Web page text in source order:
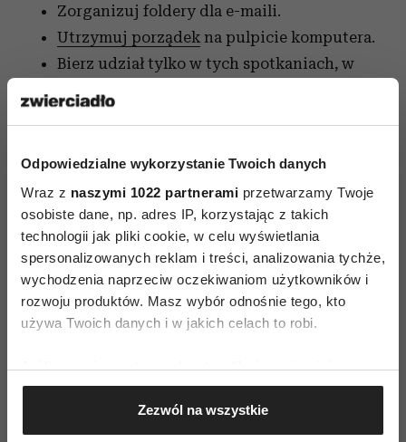
Odpowiedzialne wykorzystanie Twoich danych
Wraz z naszymi 1022 partnerami przetwarzamy Twoje
osobiste dane, np. adres IP, korzystając z takich
technologii jak pliki cookie, w celu wyświetlania
spersonalizowanych reklam i treści, analizowania tychże,
wychodzenia naprzeciw oczekiwaniom użytkowników i
rozwoju produktów. Masz wybór odnośnie tego, kto
używa Twoich danych i w jakich celach to robi.
Jeśli wyrazisz na to zgodę, chcielibyśmy również:
Gromadzić dane dotyczące Twojej lokalizacji
geograficznej z dokładnością nawet do kilku metrów
Identyfikować Twoje urządzenie, aktywnie
Zezwól na wszystkie
Zorganizuj foldery dla e-maili.
Utrzymuj porządek na pulpicie komputera.
Bierz udział tylko w tych spotkaniach, w
Wykorzystuj podróż do pracy (np. na
zaplanowanie dnia).